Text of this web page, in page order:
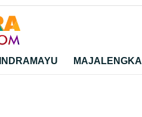
INDRAMAYU MAJALENGKA